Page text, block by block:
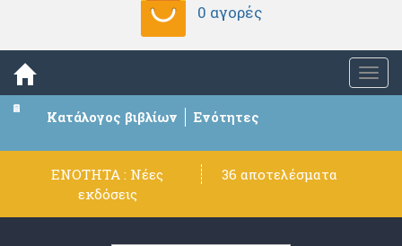
0 αγορές
Κατάλογος βιβλίων Ενότητες
ΕΝΟΤΗΤΑ : Νέες
εκδόσεις
36 αποτελέσματα